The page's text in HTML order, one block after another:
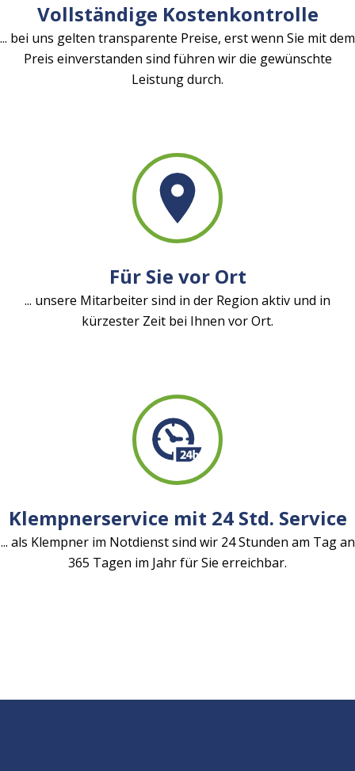
Vollständige Kostenkontrolle
... bei uns gelten transparente Preise, erst wenn Sie mit dem
Preis einverstanden sind führen wir die gewünschte
Leistung durch.
Für Sie vor Ort
... unsere Mitarbeiter sind in der Region aktiv und in
kürzester Zeit bei Ihnen vor Ort.
Klempnerservice mit 24 Std. Service
... als Klempner im Notdienst sind wir 24 Stunden am Tag an
365 Tagen im Jahr für Sie erreichbar.